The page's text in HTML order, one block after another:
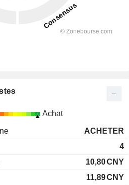
Achat
ACHETER
4
10,80CNY
11,89CNY